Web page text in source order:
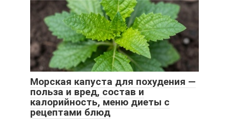
Морская капуста для похудения —
польза и вред, состав и
калорийность, меню диеты с
рецептами блюд